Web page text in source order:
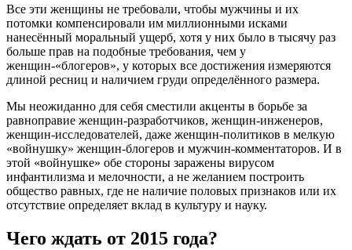
Все эти женщины не требовали, чтобы мужчины и их
потомки компенсировали им миллионными исками
нанесённый моральный ущерб, хотя у них было в тысячу раз
больше прав на подобные требования, чем у
женщин-«блогеров», у которых все достижения измеряются
длиной ресниц и наличием груди определённого размера.
Мы неожиданно для себя сместили акценты в борьбе за
равноправие женщин-разработчиков, женщин-инженеров,
женщин-исследователей, даже женщин-политиков в мелкую
«войнушку» женщин-блогеров и мужчин-комментаторов. И в
этой «войнушке» обе стороны заражены вирусом
инфантилизма и мелочности, а не желанием построить
общество равных, где не наличие половых признаков или их
отсутствие определяет вклад в культуру и науку.
Чего ждать от 2015 года?